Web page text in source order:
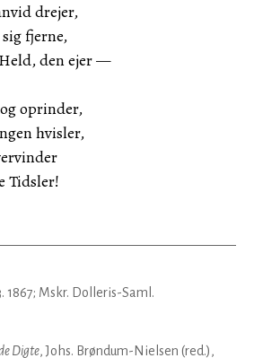
drejer,
fjerne,
den ejer —
oprinder,
hvisler,
Tidsler!
1867; Mskr. Dolleris-Saml.
Digte, Johs. Brøndum-Nielsen (red.),